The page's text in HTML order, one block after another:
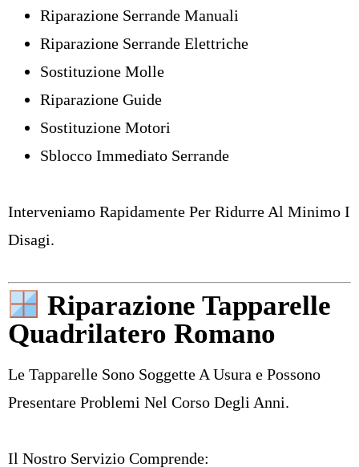
Riparazione Serrande Manuali
Riparazione Serrande Elettriche
Sostituzione Molle
Riparazione Guide
Sostituzione Motori
Sblocco Immediato Serrande
Interveniamo Rapidamente Per Ridurre Al Minimo I
Disagi.
Riparazione Tapparelle
Quadrilatero Romano
Le Tapparelle Sono Soggette A Usura e Possono
Presentare Problemi Nel Corso Degli Anni.
Il Nostro Servizio Comprende: